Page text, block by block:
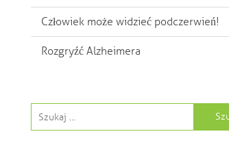
Człowiek może widzieć podczerwień!
Rozgryźć Alzheimera